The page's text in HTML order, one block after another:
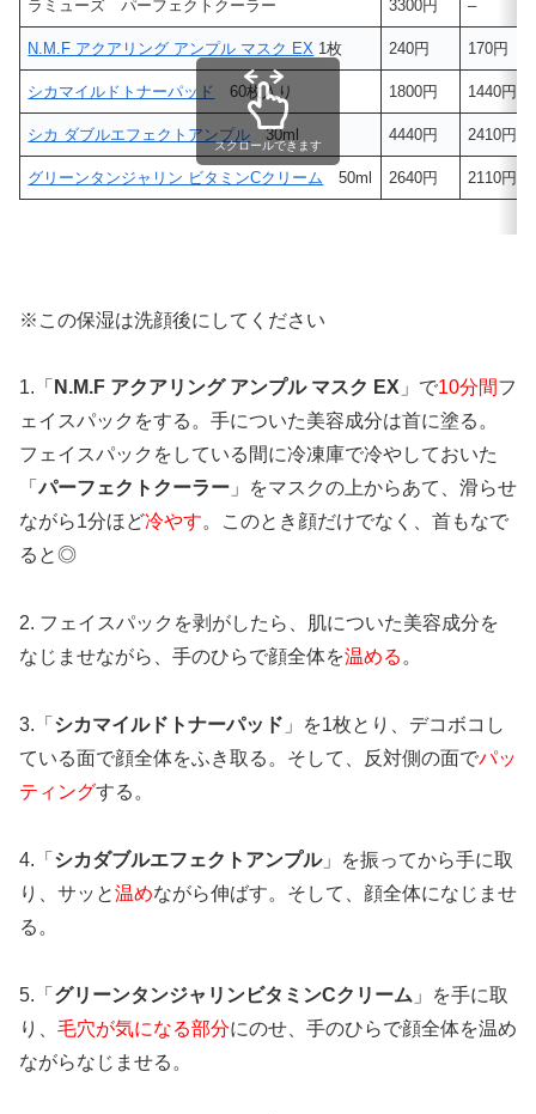
ラミューズ パーフェクトクーラー 3300円 –
N.M.F アクアリング アンプル マスク EX 1枚 240円 170円
シカマイルドトナーパッド 60枚入り 1800円 1440円
シカ ダブルエフェクトアンプル 30ml 4440円 2410円
グリーンタンジャリン ビタミンCクリーム 50ml 2640円 2110円
スクロールできます
※この保湿は洗顔後にしてください
1.「 ​N.M.F アクアリング アンプル マスク EX 」で10分間フ
ェイスパックをする。手についた美容成分は首に塗る。
フェイスパックをしている間に冷凍庫で冷やしておいた
「パーフェクトクーラー 」をマスクの上からあて、滑らせ
ながら1分ほど冷やす。このとき顔だけでなく、首もなで
ると◎
2. フェイスパックを剥がしたら、肌についた美容成分を
なじませながら、手のひらで顔全体を温める 。
3.「 シカマイルドトナーパッド 」を1枚とり、デコボコし
ている面で顔全体をふき取る。そして、反対側の面でパッ
ティングする。
4.「 シカダブルエフェクトアンプル」を振ってから手に取
り、サッと温めながら伸ばす。そして、顔全体になじませ
る。
5.「 グリーンタンジャリンビタミンCクリーム 」を手に取
り、 毛穴が気になる部分にのせ、手のひらで顔全体を温め
ながらなじませる。